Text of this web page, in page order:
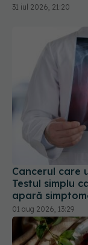
Cancerul care
Testul simplu
apară
01 aug 2026, 13:29